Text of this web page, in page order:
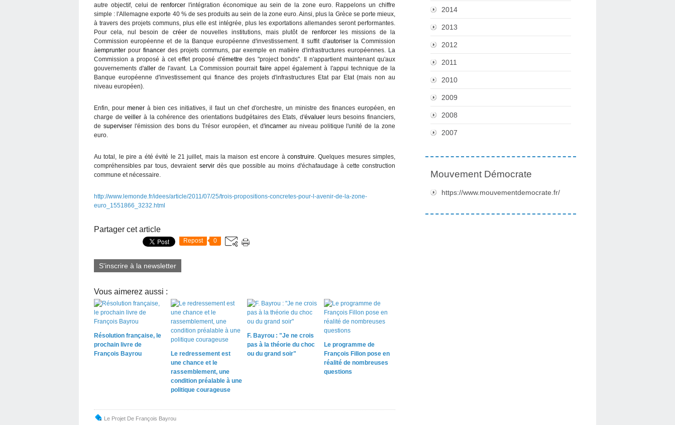
autre objectif, celui derenforcer l'intégration économique au sein de la zone euro. Rappelons un chiffre
simple : l'Allemagne exporte 40 % de ses produits au sein de la zone euro. Ainsi, plus la Grèce se porte mieux,
à travers des projets communs, plus elle est intégrée, plus les exportations allemandes seront performantes.
Pour cela, nul besoin de créerde nouvelles institutions, mais plutôt de renforcerles missions de la
Commission européenne et de la Banque européenne d'investissement. Il suffit d'autoriserla Commission
àemprunter pour financerdes projets communs, par exemple en matière d'infrastructures européennes. La
Commission a proposé à cet effet proposé d'émettre des "project bonds". Il n'appartient maintenant qu'aux
gouvernements d'aller de l'avant. La Commission pourraitfaire appel également à l'appui technique de la
Banque européenne d'investissement qui finance des projets d'infrastructures Etat par Etat (mais non au
niveau européen).
Enfin, pourmener à bien ces initiatives, il faut un chef d'orchestre, un ministre des finances européen, en
charge deveiller à la cohérence des orientations budgétaires des Etats, d'évaluer leurs besoins financiers,
de superviserl'émission des bons du Trésor européen, et d'incarnerau niveau politique l'unité de la zone
euro.
Au total, le pire a été évité le 21 juillet, mais la maison est encore à construire. Quelques mesures simples,
compréhensibles par tous, devraient servirdès que possible au moins d'échafaudage à cette construction
commune et nécessaire.
http://www.lemonde.fr/idees/article/2011/07/25/trois-propositions-concretes-pour-l-avenir-de-la-zone-
euro_1551866_3232.html
Partager cet article
Repost 0
S'inscrire à la newsletter
Vous aimerez aussi :
Résolution française, le
prochain livre de
François Bayrou
Le redressement est
une chance et le
rassemblement, une
condition préalable à une
politique courageuse
F. Bayrou : "Je ne crois
pas à la théorie du choc
ou du grand soir"
Le programme de
François Fillon pose en
réalité de nombreuses
questions
Le Projet De François Bayrou
2014
2013
2012
2011
2010
2009
2008
2007
Mouvement Démocrate
https://www.mouvementdemocrate.fr/